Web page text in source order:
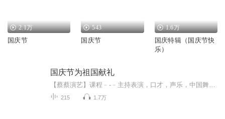
2.1万
国庆节
543
国庆节
1.6万
国庆特辑（国庆节快
乐）
国庆节为祖国献礼
215 1.7万